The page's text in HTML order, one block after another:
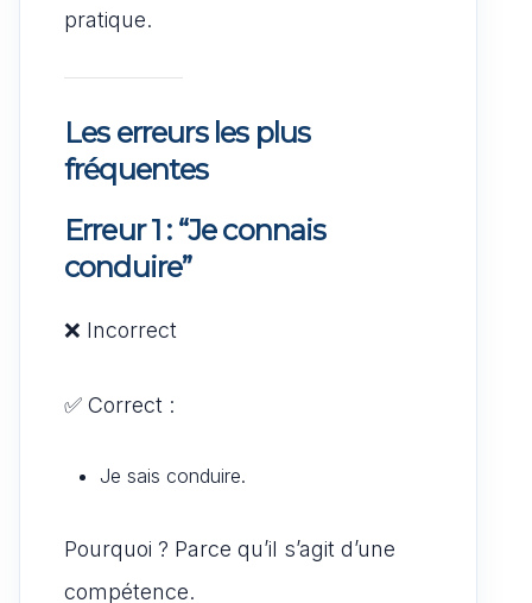
pratique.
Les erreurs les plus
fréquentes
Erreur 1 : “Je connais
conduire”
❌ Incorrect
✅ Correct :
Je sais conduire.
Pourquoi ? Parce qu’il s’agit d’une
compétence.